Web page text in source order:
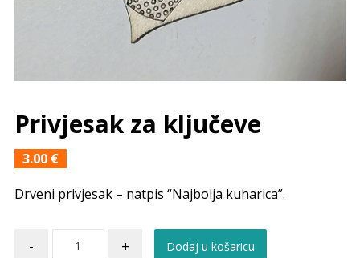
Privjesak za ključeve
3.00 €
Drveni privjesak – natpis “Najbolja kuharica”.
- + Dodaj u košaricu